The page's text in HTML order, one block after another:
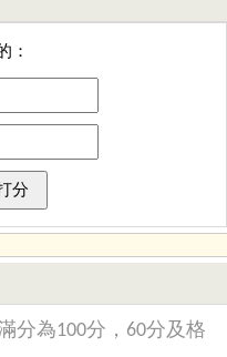
：
分為100分，60分及格